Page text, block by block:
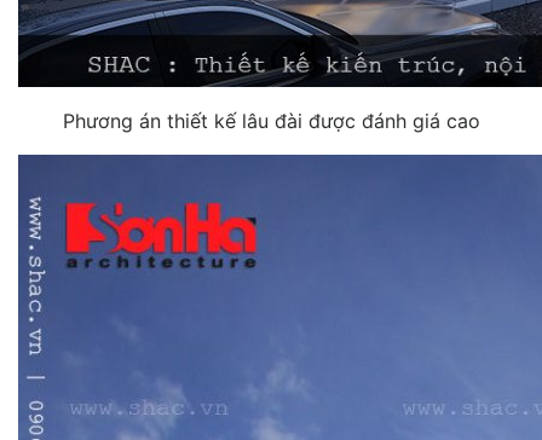
Phương án thiết kế lâu đài được đánh giá cao